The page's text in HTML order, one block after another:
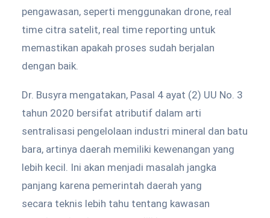
pengawasan, seperti menggunakan drone, real
time citra satelit, real time reporting untuk
memastikan apakah proses sudah berjalan
dengan baik.
Dr. Busyra mengatakan, Pasal 4 ayat (2) UU No. 3
tahun 2020 bersifat atributif dalam arti
sentralisasi pengelolaan industri mineral dan batu
bara, artinya daerah memiliki kewenangan yang
lebih kecil. Ini akan menjadi masalah jangka
panjang karena pemerintah daerah yang
secara teknis lebih tahu tentang kawasan